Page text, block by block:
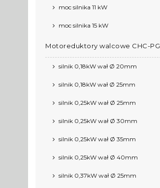
moc silnika 11 kW
moc silnika 15 kW
Motoreduktory walcowe CHC-PG
silnik 0,18kW wał Ø 20mm
silnik 0,18kW wał Ø 25mm
silnik 0,25kW wał Ø 25mm
silnik 0,25kW wał Ø 30mm
silnik 0,25kW wał Ø 35mm
silnik 0,25kW wał Ø 40mm
silnik 0,37kW wał Ø 25mm